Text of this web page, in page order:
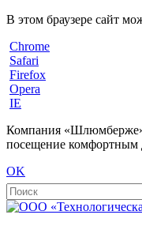
В этом браузере сайт
Chrome
Safari
Firefox
Opera
IE
Компания «Шлюмберже»
посещение комфортным
OK